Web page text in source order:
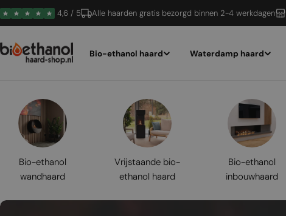
Ga
naar
4,6 / 5 Alle haarden gratis bezorgd binnen 2-4 werkdagen
Bio-ethanol haard Waterdamp haard
Bio-ethanol
wandhaard
Vrijstaande bio-
ethanol haard
Bio-ethanol
inbouwhaard